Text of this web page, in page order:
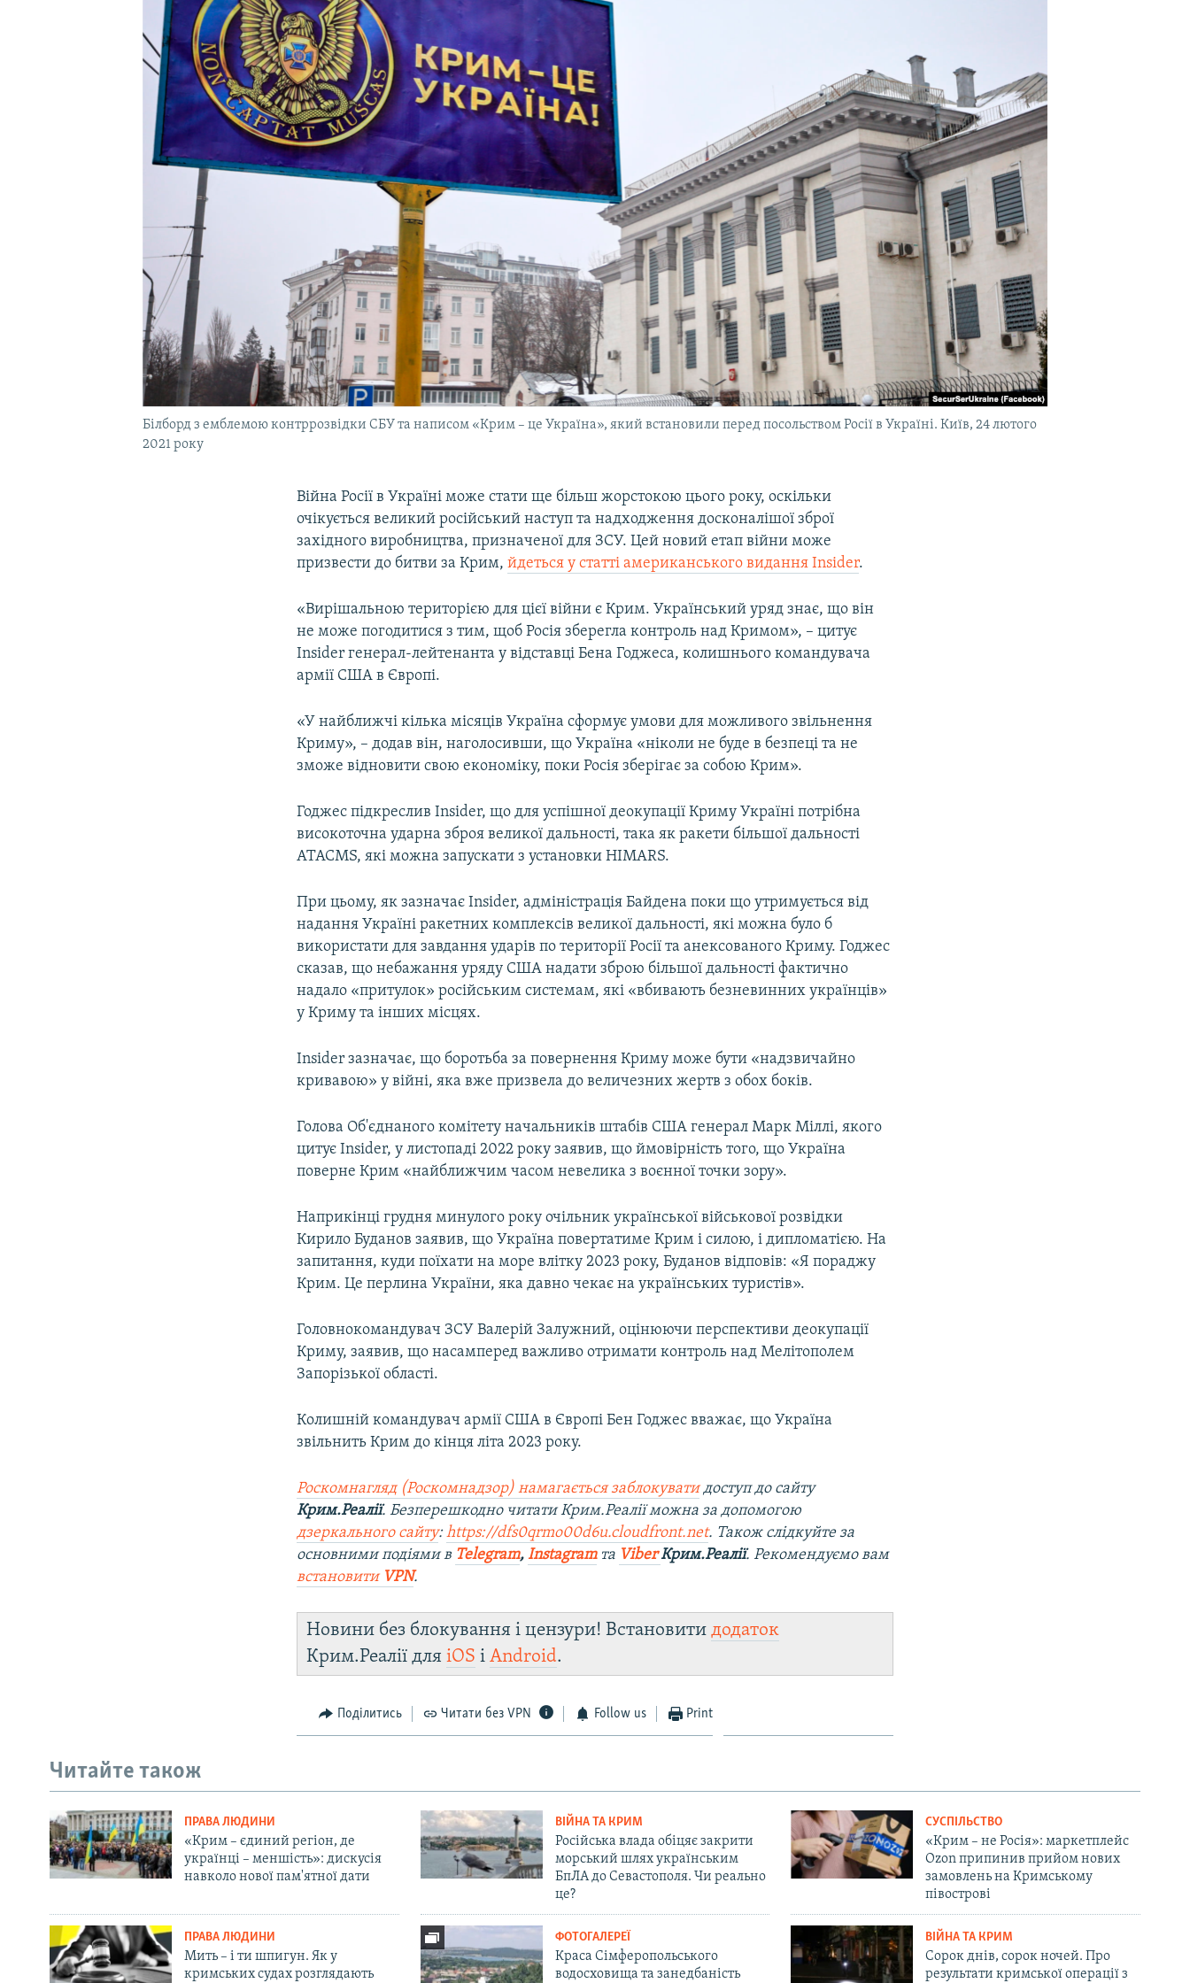
УКРАЇНСЬКА ПРОБЛЕМА КРИМУ
Білборд з емблемою контррозвідки СБУ та написом «Крим – це Україна», який встановили перед посольством Росії в Україні. Київ, 24 лютого
2021 року
Війна Росії в Україні може стати ще більш жорстокою цього року, оскільки
очікується великий російський наступ та надходження досконалішої зброї
західного виробництва, призначеної для ЗСУ. Цей новий етап війни може
призвести до битви за Крим,йдеться у статті американського видання Insider.
«Вирішальною територією для цієї війни є Крим. Український уряд знає, що він
не може погодитися з тим, щоб Росія зберегла контроль над Кримом», – цитує
Insider генерал-лейтенанта у відставці Бена Годжеса, колишнього командувача
армії США в Європі.
«У найближчі кілька місяців Україна сформує умови для можливого звільнення
Криму», – додав він, наголосивши, що Україна «ніколи не буде в безпеці та не
зможе відновити свою економіку, поки Росія зберігає за собою Крим».
Годжес підкреслив Insider, що для успішної деокупації Криму Україні потрібна
високоточна ударна зброя великої дальності, така як ракети більшої дальності
ATACMS, які можна запускати з установки HIMARS.
При цьому, як зазначає Insider, адміністрація Байдена поки що утримується від
надання Україні ракетних комплексів великої дальності, які можна було б
використати для завдання ударів по території Росії та анексованого Криму. Годжес
сказав, що небажання уряду США надати зброю більшої дальності фактично
надало «притулок» російським системам, які «вбивають безневинних українців»
у Криму та інших місцях.
Insider зазначає, що боротьба за повернення Криму може бути «надзвичайно
кривавою» у війні, яка вже призвела до величезних жертв з обох боків.
Голова Об'єднаного комітету начальників штабів США генерал Марк Міллі, якого
цитує Insider, у листопаді 2022 року заявив, що ймовірність того, що Україна
поверне Крим «найближчим часом невелика з воєнної точки зору».
Наприкінці грудня минулого року очільник української військової розвідки
Кирило Буданов заявив, що Україна повертатиме Крим і силою, і дипломатією. На
запитання, куди поїхати на море влітку 2023 року, Буданов відповів: «Я пораджу
Крим. Це перлина України, яка давно чекає на українських туристів».
Головнокомандувач ЗСУ Валерій Залужний, оцінюючи перспективи деокупації
Криму, заявив, що насамперед важливо отримати контроль над Мелітополем
Запорізької області.
Колишній командувач армії США в Європі Бен Годжес вважає, що Україна
звільнить Крим до кінця літа 2023 року.
Роскомнагляд (Роскомнадзор) намагається заблокуватидоступ до сайту
Крим.Реалії. Безперешкодно читати Крим.Реалії можна за допомогою
дзеркального сайту:https://dfs0qrmo00d6u.cloudfront.net. Також слідкуйте за
основними подіями в Telegram,Instagramта ViberКрим.Реалії. Рекомендуємо вам
встановити VPN.
Новини без блокування і цензури! Встановитидодаток
Крим.Реалії дляiOS іAndroid.
Поділитись Читати без VPN Follow us Print
Читайте також
ПРАВА ЛЮДИНИ
«Крим – єдиний регіон, де
українці – меншість»: дискусія
навколо нової пам'ятної дати
ВІЙНА ТА КРИМ
Російська влада обіцяє закрити
морський шлях українським
БпЛА до Севастополя. Чи реально
це?
СУСПІЛЬСТВО
«Крим – не Росія»: маркетплейс
Ozon припинив прийом нових
замовлень на Кримському
півострові
ПРАВА ЛЮДИНИ
Мить – і ти шпигун. Як у
кримських судах розглядають
ФОТОГАЛЕРЕЇ
Краса Сімферопольського
водосховища та занедбаність
ВІЙНА ТА КРИМ
Сорок днів, сорок ночей. Про
результати кримської операції з